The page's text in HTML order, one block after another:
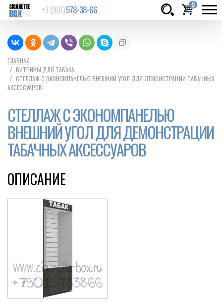
+7 (901)578-38-66 0
ГЛАВНАЯ
ВИТРИНЫ ДЛЯ ТАБАКА
СТЕЛЛАЖ С ЭКОНОМПАНЕЛЬЮ ВНЕШНИЙ УГОЛ ДЛЯ ДЕМОНСТРАЦИИ ТАБАЧНЫХ
АКСЕССУАРОВ
СТЕЛЛАЖ С ЭКОНОМПАНЕЛЬЮ
ВНЕШНИЙ УГОЛ ДЛЯ ДЕМОНСТРАЦИИ
ТАБАЧНЫХ АКСЕССУАРОВ
ОПИСАНИЕ